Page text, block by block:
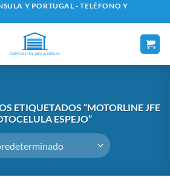
Y PORTUGAL - TELÉFONO Y
ETIQUETADOS “MOTORLINE JFE
ESPEJO”